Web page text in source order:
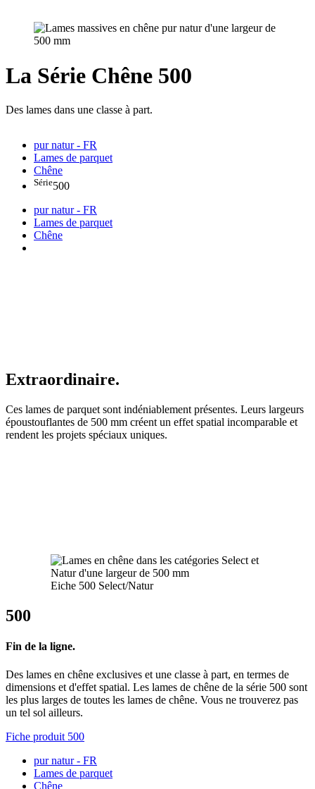
La Série Chêne 500
Des lames dans une classe à part.
pur natur - FR
Lames de parquet
Chêne
Série500
pur natur - FR
Lames de parquet
Chêne
Extraordinaire.
Ces lames de parquet sont indéniablement présentes. Leurs largeurs
époustouflantes de 500 mm créent un effet spatial incomparable et
rendent les projets spéciaux uniques.
Eiche 500 Select/Natur
500
Fin de la ligne.
Des lames en chêne exclusives et une classe à part, en termes de
dimensions et d'effet spatial. Les lames de chêne de la série 500 sont
les plus larges de toutes les lames de chêne. Vous ne trouverez pas
un tel sol ailleurs.
Fiche produit 500
pur natur - FR
Lames de parquet
Chêne